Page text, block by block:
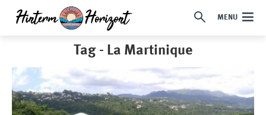
MENU
Tag - La Martinique